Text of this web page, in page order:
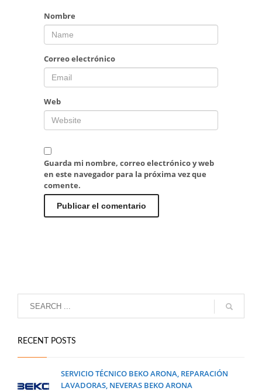
Nombre
Correo electrónico
Web
Guarda mi nombre, correo electrónico y web
en este navegador para la próxima vez que
comente.
RECENT POSTS
SERVICIO TÉCNICO BEKO ARONA, REPARACIÓN
LAVADORAS, NEVERAS BEKO ARONA